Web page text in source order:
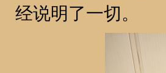
经说明了一切。